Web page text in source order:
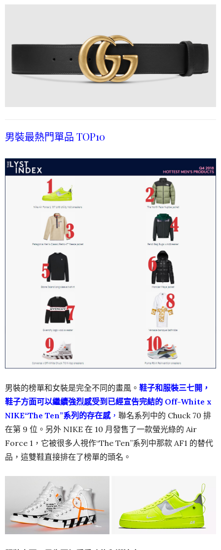
男裝最熱門單品 TOP10
男裝的榜單和女裝是完全不同的畫風。 鞋子和服裝三七開，
鞋子方面可以繼續強烈感受到已經宣告完結的 Off-White x
NIKE“The Ten”系列的存在感， 聯名系列中的 Chuck 70 排
在第 9 位。另外 NIKE 在 10 月發售了一款螢光綠的 Air
Force 1，它被很多人視作“The Ten”系列中那款 AF1 的替代
品，這雙鞋直接排在了榜單的頭名。